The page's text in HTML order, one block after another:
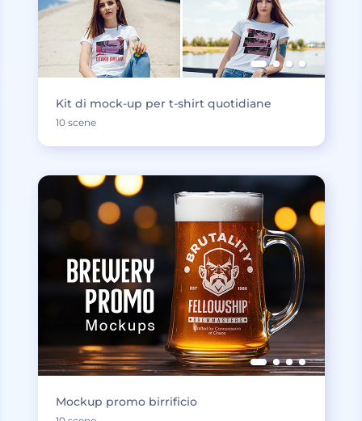
Kit di mock-up per t-shirt quotidiane
10 scene
Mockup promo birrificio